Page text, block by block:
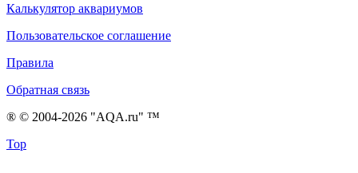
Калькулятор аквариумов
Пользовательское соглашение
Правила
Обратная связь
® © 2004-2026 "AQA.ru" ™
Top